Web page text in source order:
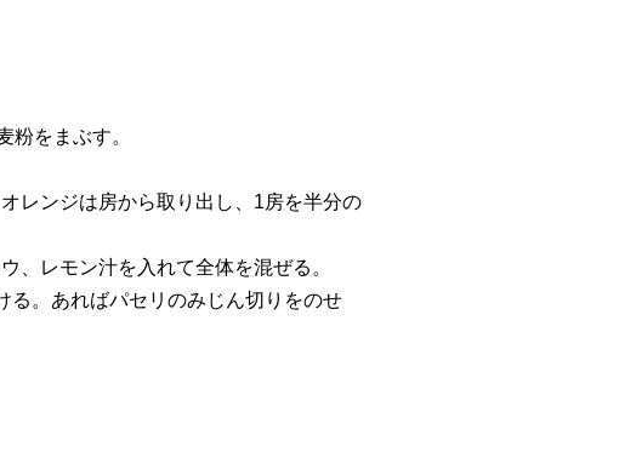
粉をまぶす。
レンジは房から取り出し、1房を半分の
、レモン汁を入れて全体を混ぜる。
る。あればパセリのみじん切りをのせ